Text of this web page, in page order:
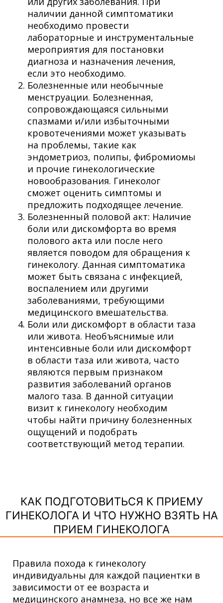
наличии данной симптоматики
необходимо провести
лабораторные и инструментальные
мероприятия для постановки
диагноза и назначения лечения,
если это необходимо.
Болезненные или необычные
менструации. Болезненная,
сопровождающаяся сильными
спазмами и/или избыточными
кровотечениями может указывать
на проблемы, такие как
эндометриоз, полипы, фибромиомы
и прочие гинекологические
новообразования. Гинеколог
сможет оценить симптомы и
предложить подходящее лечение.
Болезненный половой акт: Наличие
боли или дискомфорта во время
полового акта или после него
является поводом для обращения к
гинекологу. Данная симптоматика
может быть связана с инфекцией,
воспалением или другими
заболеваниями, требующими
медицинского вмешательства.
Боли или дискомфорт в области таза
или живота. Необъяснимые или
интенсивные боли или дискомфорт
в области таза или живота, часто
являются первым признаком
развития заболеваний органов
малого таза. В данной ситуации
визит к гинекологу необходим
чтобы найти причину болезненных
ощущений и подобрать
соответствующий метод терапии.
КАК ПОДГОТОВИТЬСЯ К ПРИЕМУ
ГИНЕКОЛОГА И ЧТО НУЖНО ВЗЯТЬ НА
ПРИЕМ ГИНЕКОЛОГА
Правила похода к гинекологу
индивидуальны для каждой пациентки в
зависимости от ее возраста и
медицинского анамнеза, но все же нам